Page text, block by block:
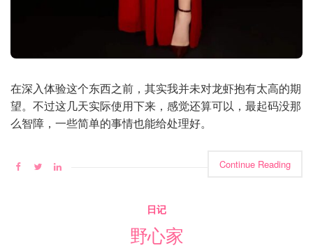
在深入体验这个东西之前，其实我并未对龙虾抱有太高的期
望。不过这几天实际使用下来，感觉还算可以，最起码没那
么智障，一些简单的事情也能给处理好。
Continue Reading
日记
野心家